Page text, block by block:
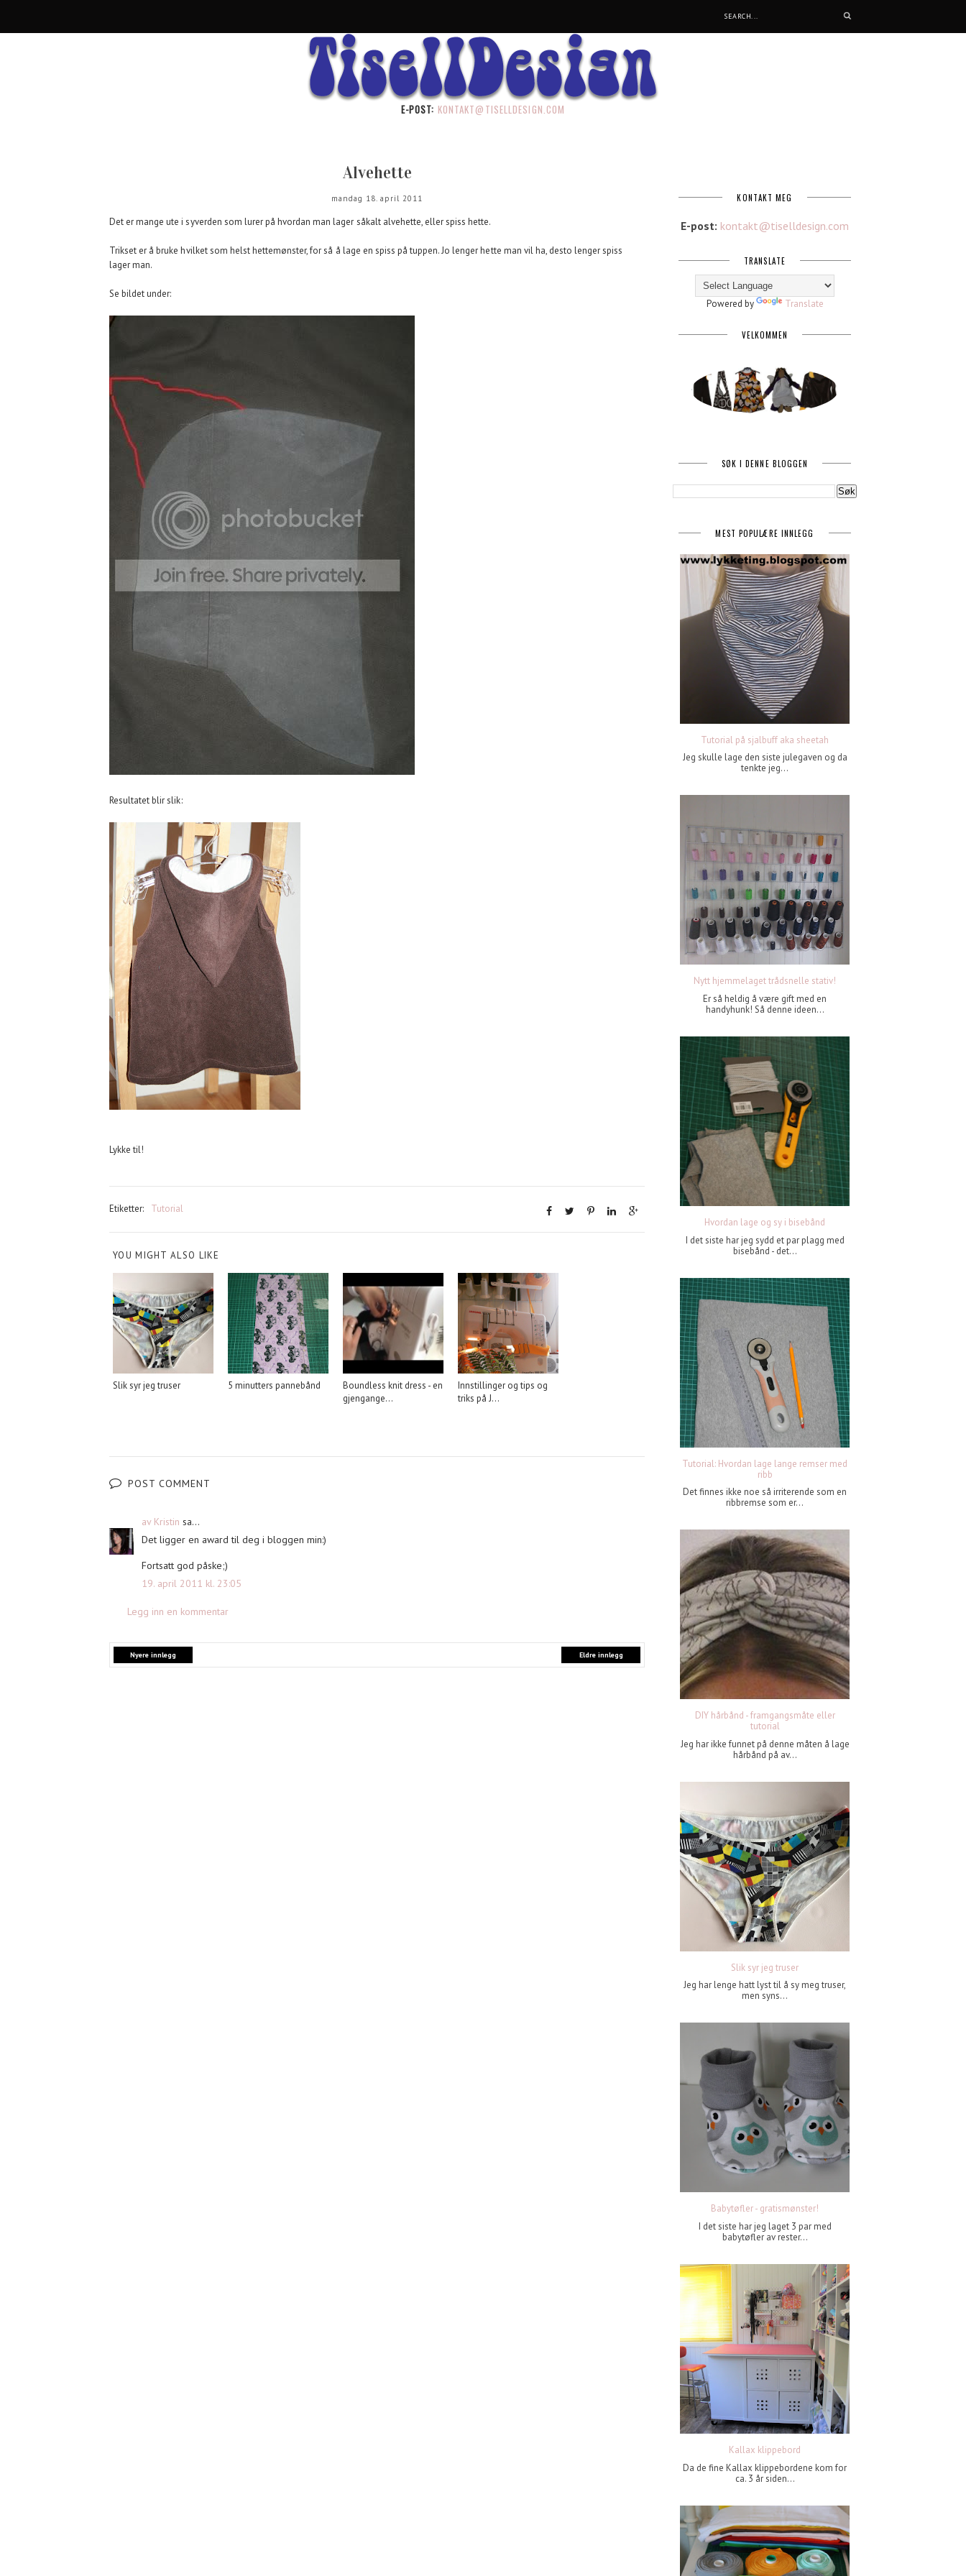
E-POST: KONTAKT@TISELLDESIGN.COM
Alvehette
mandag 18. april 2011
Det er mange ute i syverden som lurer på hvordan man lager såkalt alvehette, eller spiss hette.
Trikset er å bruke hvilket som helst hettemønster, for så å lage en spiss på tuppen. Jo lenger hette man vil ha, desto lenger spiss
lager man.
Se bildet under:
Resultatet blir slik:
Lykke til!
Etiketter: Tutorial
YOU MIGHT ALSO LIKE
Slik syr jeg truser 5 minutters pannebånd
Boundless knit dress - en
gjengange...
Innstillinger og tips og
triks på J...
POST COMMENT
av Kristin sa...
Det ligger en award til deg i bloggen min:)
Fortsatt god påske;)
19. april 2011 kl. 23:05
Legg inn en kommentar
Nyere innlegg Eldre innlegg
KONTAKT MEG
E-post: kontakt@tiselldesign.com
TRANSLATE
Powered by Translate
VELKOMMEN
SØK I DENNE BLOGGEN
MEST POPULÆRE INNLEGG
Tutorial på sjalbuff aka sheetah
Jeg skulle lage den siste julegaven og da
tenkte jeg...
Nytt hjemmelaget trådsnelle stativ!
Er så heldig å være gift med en
handyhunk! Så denne ideen...
Hvordan lage og sy i bisebånd
I det siste har jeg sydd et par plagg med
bisebånd - det...
Tutorial: Hvordan lage lange remser med
ribb
Det finnes ikke noe så irriterende som en
ribbremse som er...
DIY hårbånd - framgangsmåte eller
tutorial
Jeg har ikke funnet på denne måten å lage
hårbånd på av...
Slik syr jeg truser
Jeg har lenge hatt lyst til å sy meg truser,
men syns...
Babytøfler - gratismønster!
I det siste har jeg laget 3 par med
babytøfler av rester...
Kallax klippebord
Da de fine Kallax klippebordene kom for
ca. 3 år siden...